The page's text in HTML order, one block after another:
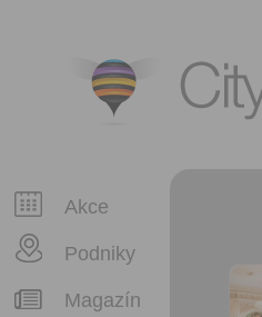
CityBee
Akce
Podniky
Magazín